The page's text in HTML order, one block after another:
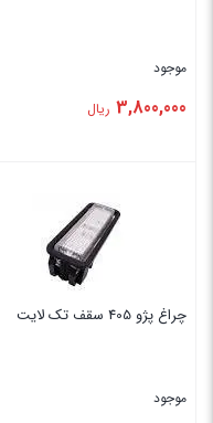
موجود
3,800,000 ریال
چراغ پژو 405 سقف تک لایت
موجود